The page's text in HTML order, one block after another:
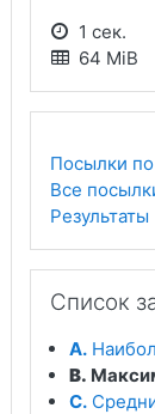
1 сек.
64 MiB
Посылки по
Все
Результаты
Список
A.
B.
C.